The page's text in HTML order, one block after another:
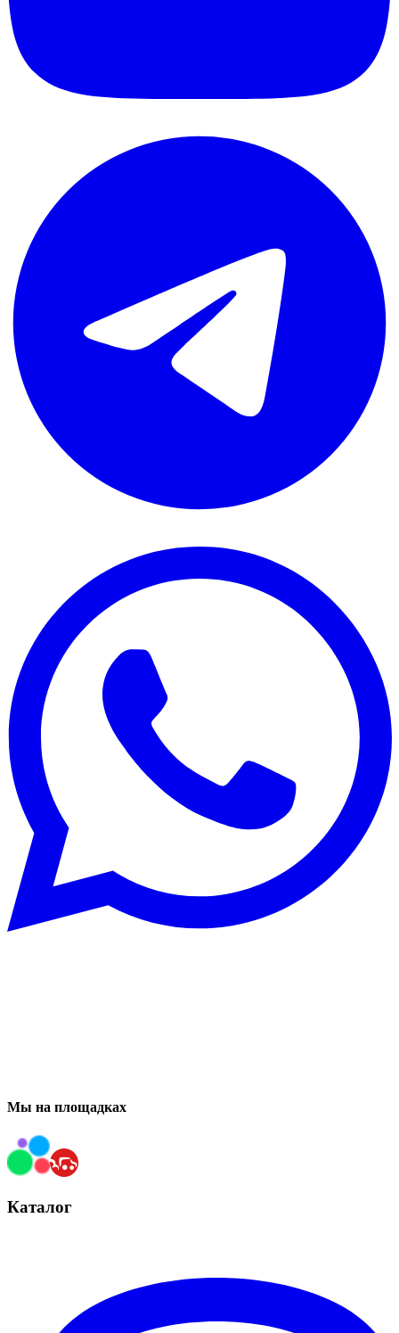
Мы на площадках
Каталог